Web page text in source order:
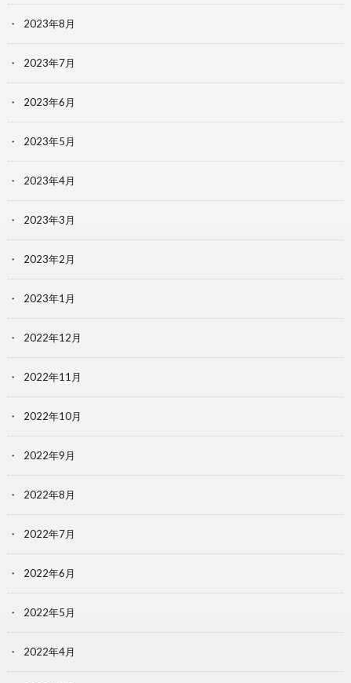
2023年8月
2023年7月
2023年6月
2023年5月
2023年4月
2023年3月
2023年2月
2023年1月
2022年12月
2022年11月
2022年10月
2022年9月
2022年8月
2022年7月
2022年6月
2022年5月
2022年4月